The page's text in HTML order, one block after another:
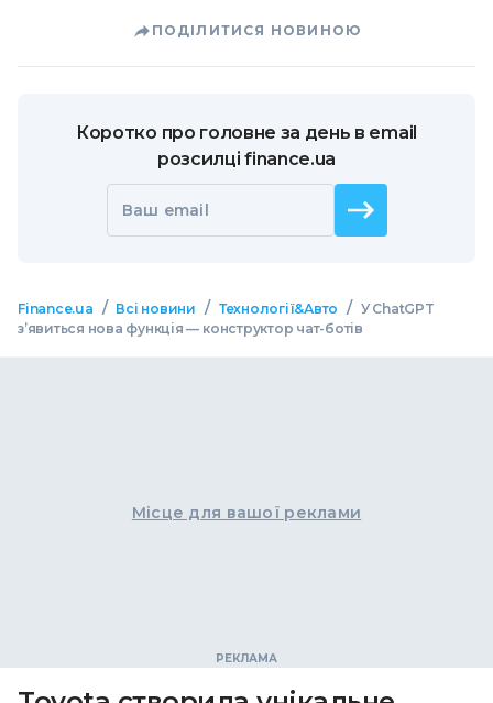
ПОДІЛИТИСЯ НОВИНОЮ
Коротко про головне за день в email
розсилці finance.ua
Ваш email
Finance.ua / Всі новини / Технології&Авто / У ChatGPT
з’явиться нова функція — конструктор чат-ботів
Місце для вашої реклами